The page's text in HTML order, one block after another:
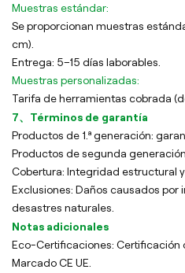
Muestras estándar:
Se proporcionan muestras
cm).
Entrega: 5–15 días laborables.
Muestras personalizadas:
Tarifa de herramientas cobrada
7、Términos de garantía
Productos de 1.ª generación:
Productos de segunda
Cobertura: Integridad estructural
Exclusiones: Daños causados
desastres naturales.
Notas adicionales
Eco-Certificaciones: Certificación
Marcado CE UE.